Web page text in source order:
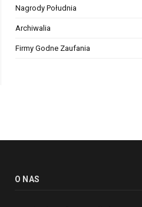
Nagrody Południa
Archiwalia
Firmy Godne Zaufania
O NAS